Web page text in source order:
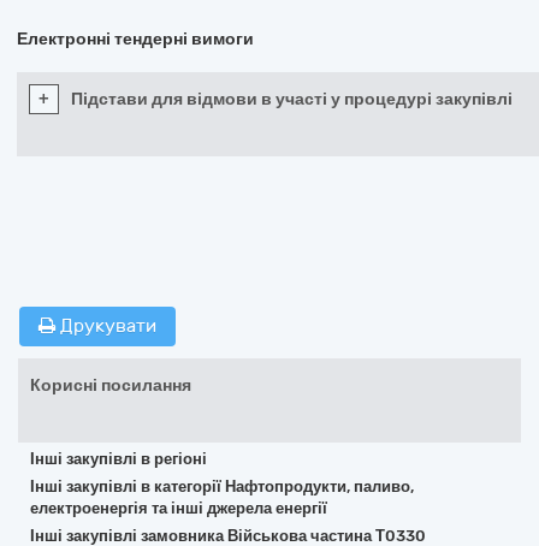
Електронні тендерні вимоги
+ Підстави для відмови в участі у процедурі закупівлі
Друкувати
Корисні посилання
Інші закупівлі в регіоні
Інші закупівлі в категорії Нафтопродукти, паливо,
електроенергія та інші джерела енергії
Інші закупівлі замовника Військова частина Т0330